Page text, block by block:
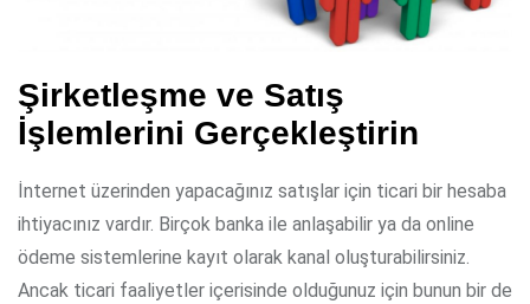
Şirketleşme ve Satış
İşlemlerini Gerçekleştirin
İnternet üzerinden yapacağınız satışlar için ticari bir hesaba
ihtiyacınız vardır. Birçok banka ile anlaşabilir ya da online
ödeme sistemlerine kayıt olarak kanal oluşturabilirsiniz.
Ancak ticari faaliyetler içerisinde olduğunuz için bunun bir de